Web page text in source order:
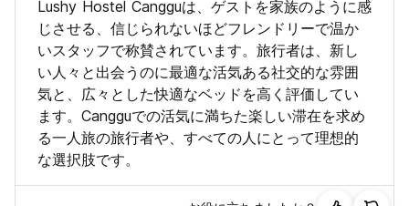
Lushy Hostel Cangguは、ゲストを家族のように感
じさせる、信じられないほどフレンドリーで温か
いスタッフで称賛されています。旅行者は、新し
い人々と出会うのに最適な活気ある社交的な雰囲
気と、広々とした快適なベッドを高く評価してい
ます。Cangguでの活気に満ちた楽しい滞在を求め
る一人旅の旅行者や、すべての人にとって理想的
な選択肢です。